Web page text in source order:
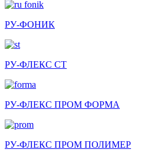
РУ-ФОНИК
РУ-ФЛЕКС СТ
РУ-ФЛЕКС ПРОМ ФОРМА
РУ-ФЛЕКС ПРОМ ПОЛИМЕР